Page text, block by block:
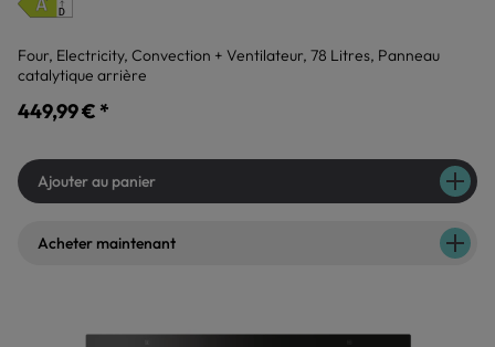
Four, Electricity, Convection + Ventilateur, 78 Litres, Panneau
catalytique arrière
449,99 € *
Ajouter au panier
Acheter maintenant